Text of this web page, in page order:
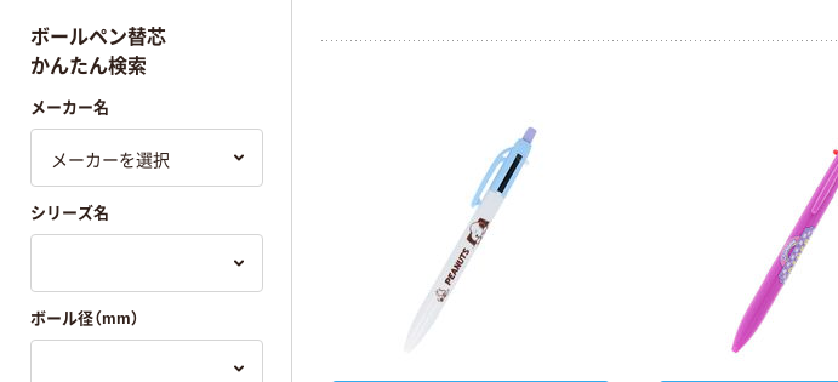
ボールペン替芯
かんたん検索
メーカー名
シリーズ名
ボール径（mm）